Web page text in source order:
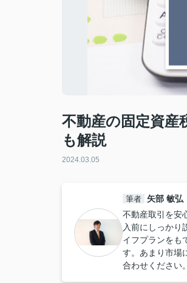
不動産の固定資産
も解説
2024.03.05
筆者 矢部 敏弘
不動産取引を安
入前にしっかり
イフプランをも
す。あまり市場
合わせください。